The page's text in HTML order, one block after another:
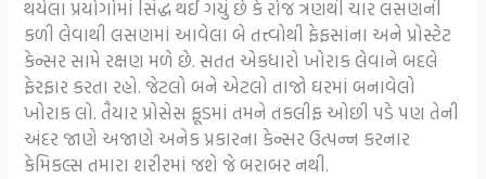
થયેલા પ્રયોગોમાં સિદ્ધ થઈ ગયું છે કે રોજ ત્રણથી ચાર લસણની
કળી લેવાથી લસણમાં આવેલા બે તત્ત્વોથી ફેફસાંના અને પ્રોસ્ટેટ
કેન્સર સામે રક્ષણ મળે છે. સતત એકધારો ખોરાક લેવાને બદલે
ફેરફાર કરતા રહો. જેટલો બને એટલો તાજો ઘરમાં બનાવેલો
ખોરાક લો. તૈયાર પ્રોસેસ ફૂડમાં તમને તકલીફ ઓછી પડે પણ તેની
અંદર જાણે અજાણે અનેક પ્રકારના કેન્સર ઉત્પન્ન કરનાર
કેમિકલ્સ તમારા શરીરમાં જશે જે બરાબર નથી.